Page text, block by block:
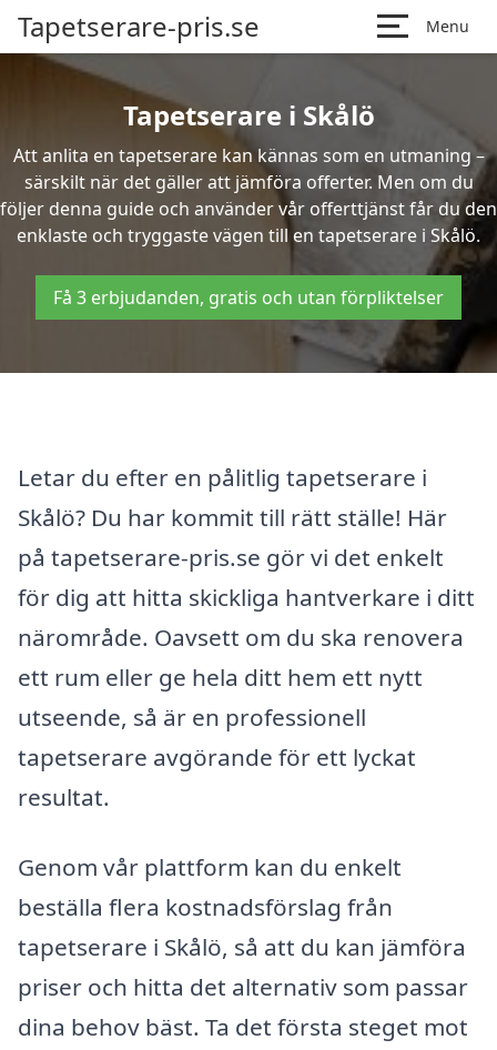
Tapetserare-pris.se Menu
Tapetserare i Skålö
Att anlita en tapetserare kan kännas som en utmaning –
särskilt när det gäller att jämföra offerter. Men om du
följer denna guide och använder vår offerttjänst får du den
enklaste och tryggaste vägen till en tapetserare i Skålö.
Få 3 erbjudanden, gratis och utan förpliktelser
Letar du efter en pålitlig tapetserare i
Skålö? Du har kommit till rätt ställe! Här
på tapetserare-pris.se gör vi det enkelt
för dig att hitta skickliga hantverkare i ditt
närområde. Oavsett om du ska renovera
ett rum eller ge hela ditt hem ett nytt
utseende, så är en professionell
tapetserare avgörande för ett lyckat
resultat.
Genom vår plattform kan du enkelt
beställa flera kostnadsförslag från
tapetserare i Skålö, så att du kan jämföra
priser och hitta det alternativ som passar
dina behov bäst. Ta det första steget mot